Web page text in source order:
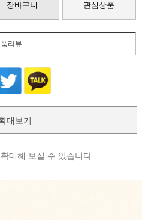
장바구니 관심상품
리뷰
대보기
대해 보실 수 있습니다